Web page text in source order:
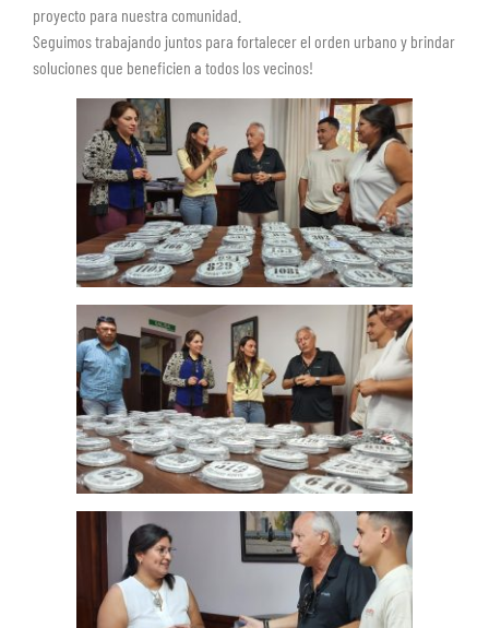
proyecto para nuestra comunidad.
Seguimos trabajando juntos para fortalecer el orden urbano y brindar
soluciones que beneficien a todos los vecinos!